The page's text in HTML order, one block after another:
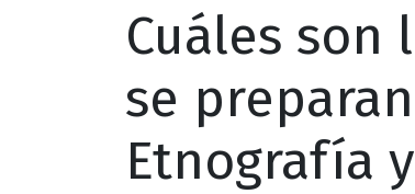
Cuáles son
se
Etnografía